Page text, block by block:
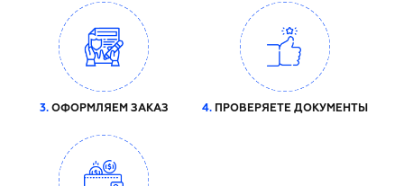
3.ОФОРМЛЯЕМ ЗАКАЗ 4.ПРОВЕРЯЕТЕ ДОКУМЕНТЫ